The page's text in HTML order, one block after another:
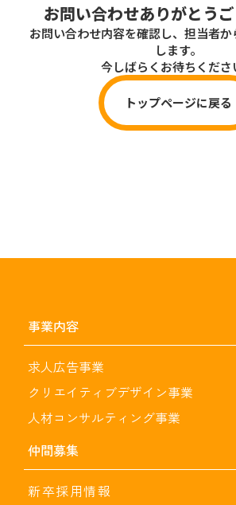
お問い合わせありがとうご
お問い合わせ内容を確認し、担当者
します。
今しばらくお待ちくださ
トップページに戻る
事業内容
求人広告事業
クリエイティブデザイン事業
人材コンサルティング事業
仲間募集
新卒採用情報